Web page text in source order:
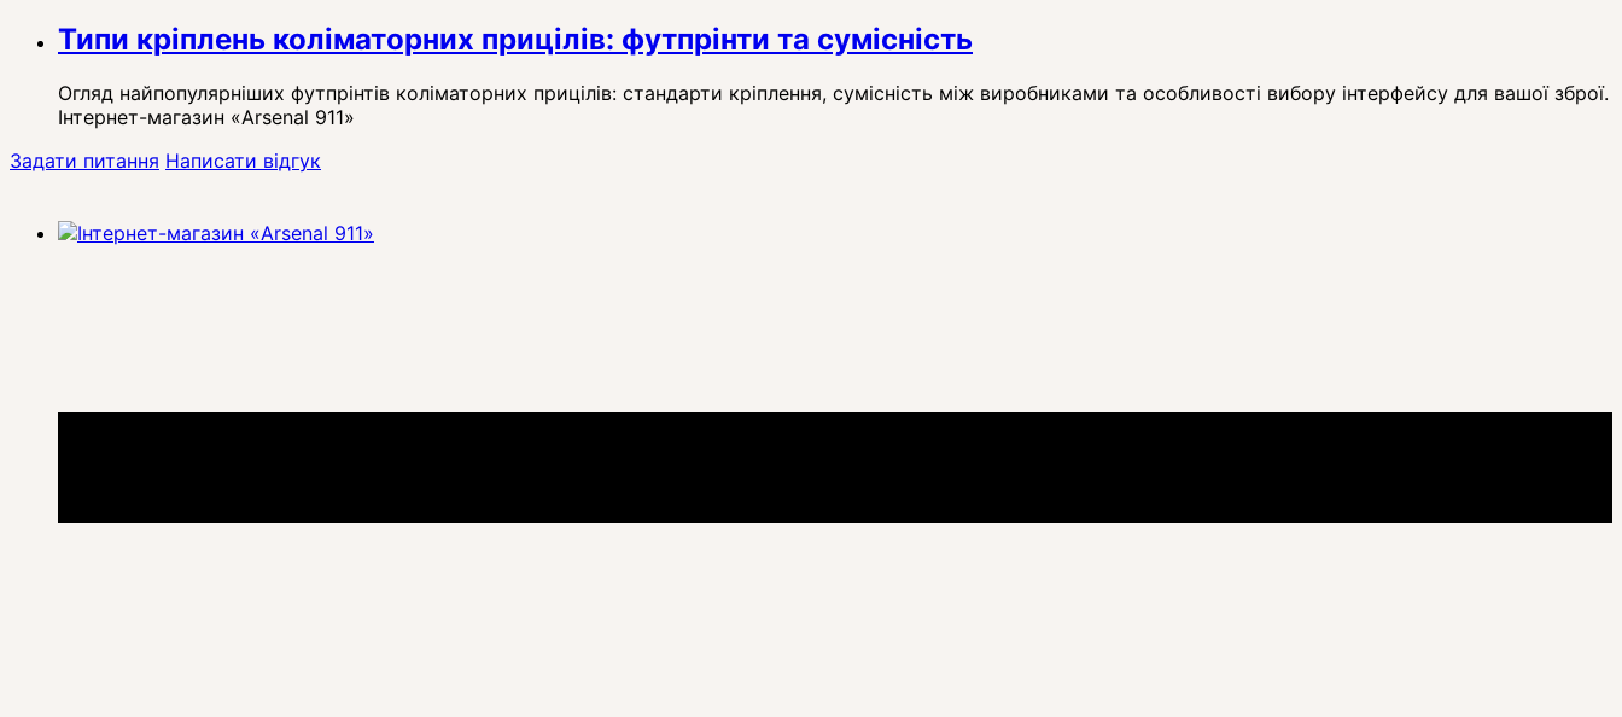
Типи кріплень коліматорних прицілів: футпрінти та сумісність
Огляд найпопулярніших футпрінтів коліматорних прицілів: стандарти кріплення, сумісність між виробниками та особливості вибору інтерфейсу для вашої зброї.
Інтернет-магазин «Arsenal 911»
Задати питання Написати відгук